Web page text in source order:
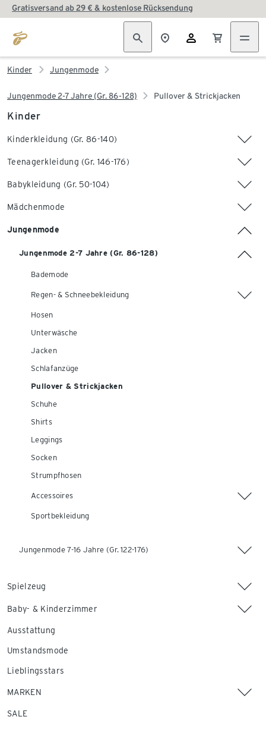
Gratisversand ab 29 € & kostenlose Rücksendung
Kinder Jungenmode
Jungenmode 2-7 Jahre (Gr. 86-128) Pullover & Strickjacken
Kinder
Kinderkleidung (Gr. 86-140)
Teenagerkleidung (Gr. 146-176)
Babykleidung (Gr. 50-104)
Mädchenmode
Jungenmode
Jungenmode 2-7 Jahre (Gr. 86-128)
Bademode
Regen- & Schneebekleidung
Hosen
Unterwäsche
Jacken
Schlafanzüge
Pullover & Strickjacken
Schuhe
Shirts
Leggings
Socken
Strumpfhosen
Accessoires
Sportbekleidung
Jungenmode 7-16 Jahre (Gr. 122-176)
Spielzeug
Baby- & Kinderzimmer
Ausstattung
Umstandsmode
Lieblingsstars
MARKEN
SALE